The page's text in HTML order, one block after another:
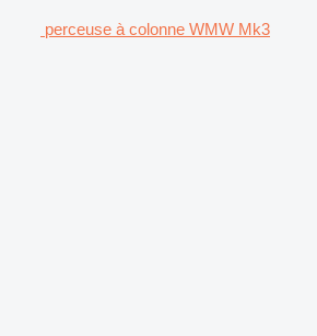
perceuse à colonne WMW Mk3